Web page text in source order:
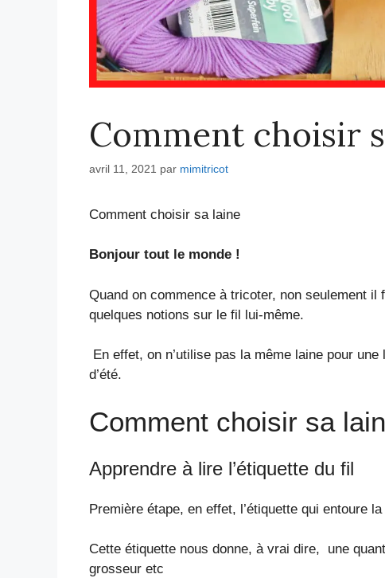
Comment choisir
avril 11, 2021 par mimitricot
Comment choisir sa laine
Bonjour tout le monde !
Quand on commence à tricoter, non seulement
quelques notions sur le fil lui-même.
En effet, on n’utilise pas la même laine pour
d’été.
Comment choisir sa
Apprendre à lire l’étiquette du fil
Première étape, en effet, l’étiquette qui entoure
Cette étiquette nous donne, à vrai dire, une
grosseur etc